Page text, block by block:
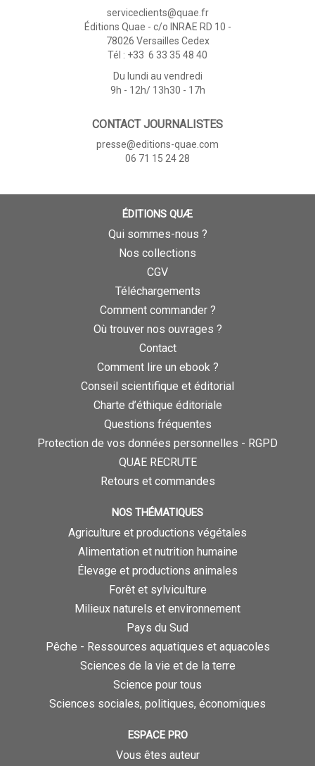
serviceclients@quae.fr
Éditions Quae - c/o INRAE RD 10 -
78026 Versailles Cedex
Tél : +33 6 33 35 48 40
Du lundi au vendredi
9h - 12h/ 13h30 - 17h
CONTACT JOURNALISTES
presse@editions-quae.com
06 71 15 24 28
ÉDITIONS QUÆ
Qui sommes-nous ?
Nos collections
CGV
Téléchargements
Comment commander ?
Où trouver nos ouvrages ?
Contact
Comment lire un ebook ?
Conseil scientifique et éditorial
Charte d’éthique éditoriale
Questions fréquentes
Protection de vos données personnelles - RGPD
QUAE RECRUTE
Retours et commandes
NOS THÉMATIQUES
Agriculture et productions végétales
Alimentation et nutrition humaine
Élevage et productions animales
Forêt et sylviculture
Milieux naturels et environnement
Pays du Sud
Pêche - Ressources aquatiques et aquacoles
Sciences de la vie et de la terre
Science pour tous
Sciences sociales, politiques, économiques
ESPACE PRO
Vous êtes auteur